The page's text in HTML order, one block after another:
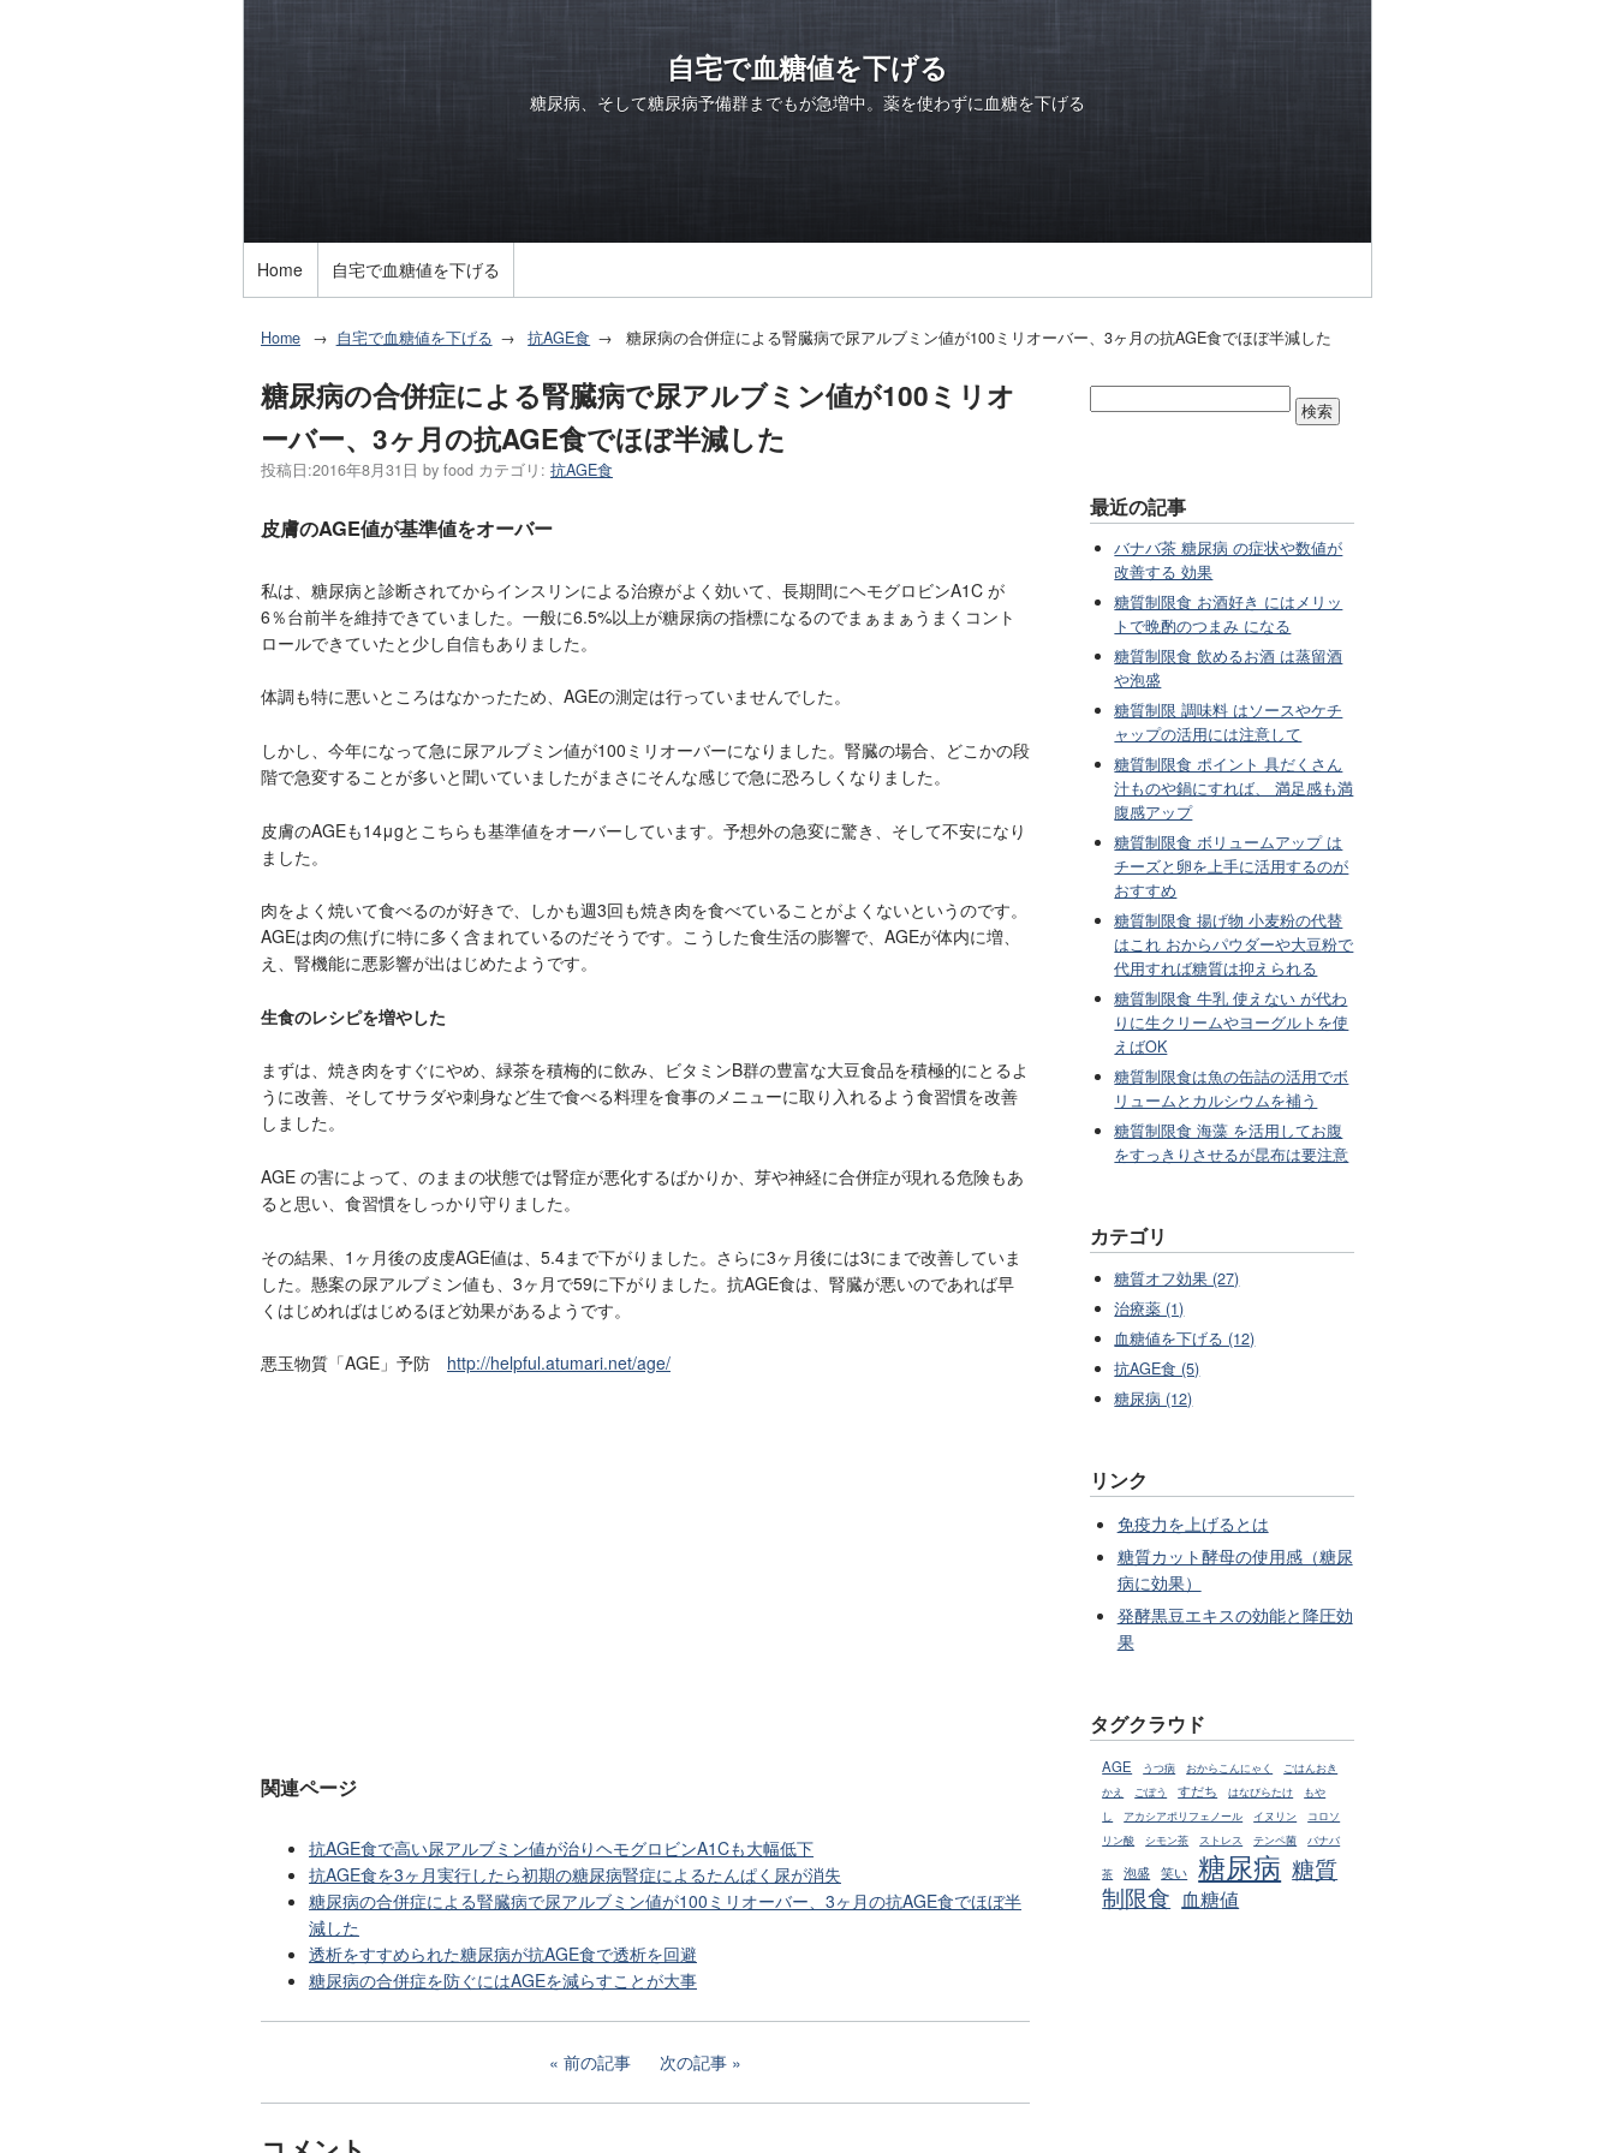
自宅で血糖値を下げる
糖尿病、そして糖尿病予備群までもが急増中。薬を使わずに血糖を下げる
Home 自宅で血糖値を下げる
Home 自宅で血糖値を下げる 抗AGE食 糖尿病の合併症による腎臓病で尿アルブミン値が100ミリオーバー、3ヶ月の抗AGE食でほぼ半減した
糖尿病の合併症による腎臓病で尿アルブミン値が100ミリオ
ーバー、3ヶ月の抗AGE食でほぼ半減した
投稿日:2016年8月31日 by food カテゴリ: 抗AGE食
皮膚のAGE値が基準値をオーバー
私は、糖尿病と診断されてからインスリンによる治療がよく効いて、長期間にヘモグロビンA1C が
6％台前半を維持できていました。一般に6.5%以上が糖尿病の指標になるのでまぁまぁうまくコント
ロールできていたと少し自信もありました。
体調も特に悪いところはなかったため、AGEの測定は行っていませんでした。
しかし、今年になって急に尿アルブミン値が100ミリオーバーになりました。腎臓の場合、どこかの段
階で急変することが多いと聞いていましたがまさにそんな感じで急に恐ろしくなりました。
皮膚のAGEも14μgとこちらも基準値をオーバーしています。予想外の急変に驚き、そして不安になり
ました。
肉をよく焼いて食べるのが好きで、しかも週3回も焼き肉を食べていることがよくないというのです。
AGEは肉の焦げに特に多く含まれているのだそうです。こうした食生活の膨響で、AGEが体内に増、
え、腎機能に悪影響が出はじめたようです。
生食のレシピを増やした
まずは、焼き肉をすぐにやめ、緑茶を積梅的に飲み、ビタミンB群の豊富な大豆食品を積極的にとるよ
うに改善、そしてサラダや刺身など生で食べる料理を食事のメニューに取り入れるよう食習慣を改善
しました。
AGE の害によって、のままの状態では腎症が悪化するばかりか、芽や神経に合併症が現れる危険もあ
ると思い、食習慣をしっかり守りました。
その結果、1ヶ月後の皮虔AGE値は、5.4まで下がりました。さらに3ヶ月後には3にまで改善していま
した。懸案の尿アルブミン値も、3ヶ月で59に下がりました。抗AGE食は、腎臓が悪いのであれば早
くはじめればはじめるほど効果があるようです。
悪玉物質「AGE」予防 http://helpful.atumari.net/age/
関連ページ
抗AGE食で高い尿アルブミン値が治りヘモグロビンA1Cも大幅低下
抗AGE食を3ヶ月実行したら初期の糖尿病腎症によるたんぱく尿が消失
糖尿病の合併症による腎臓病で尿アルブミン値が100ミリオーバー、3ヶ月の抗AGE食でほぼ半
減した
透析をすすめられた糖尿病が抗AGE食で透析を回避
糖尿病の合併症を防ぐにはAGEを減らすことが大事
前の記事 次の記事
最近の記事
バナバ茶 糖尿病 の症状や数値が
改善する 効果
糖質制限食 お酒好き にはメリッ
トで晩酌のつまみ になる
糖質制限食 飲めるお酒 は蒸留酒
や泡盛
糖質制限 調味料 はソースやケチ
ャップの活用には注意して
糖質制限食 ポイント 具だくさん
汁ものや鍋にすれば、 満足感も満
腹感アップ
糖質制限食 ボリュームアップ は
チーズと卵を上手に活用するのが
おすすめ
糖質制限食 揚げ物 小麦粉の代替
はこれ おからパウダーや大豆粉で
代用すれば糖質は抑えられる
糖質制限食 牛乳 使えない が代わ
りに生クリームやヨーグルトを使
えばOK
糖質制限食は魚の缶詰の活用でボ
リュームとカルシウムを補う
糖質制限食 海藻 を活用してお腹
をすっきりさせるが昆布は要注意
カテゴリ
糖質オフ効果 (27)
治療薬 (1)
血糖値を下げる (12)
抗AGE食 (5)
糖尿病 (12)
リンク
免疫力を上げるとは
糖質カット酵母の使用感（糖尿
病に効果）
発酵黒豆エキスの効能と降圧効
果
タグクラウド
AGE うつ病 おからこんにゃく
ごはんおき
かえ
ごぼう すだち はなびらたけ
もや
し
アカシアポリフェノール イヌリン
コロソ
リン酸
シモン茶 ストレス テンペ菌 バナバ
茶 泡盛 笑い 糖尿病 糖質
制限食 血糖値